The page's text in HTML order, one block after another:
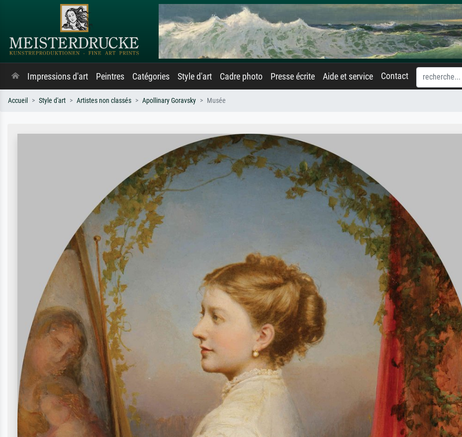
Impressions d'art Peintres Catégories Style d'art Cadre photo Presse écrite Aide et service Contact
Accueil Style d'art Artistes non classés Apollinary Goravsky Musée